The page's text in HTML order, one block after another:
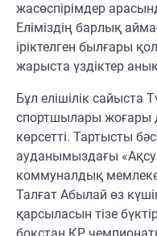
жасөспірімдер
Еліміздің барлық
іріктелген былғары
жарыста үздіктер
Бұл елішілік сайыста
спортшылары жоғары
көрсетті. Тартысты
ауданымыздағы
коммуналдық
Талғат Абылай өз
қарсыласын тізе